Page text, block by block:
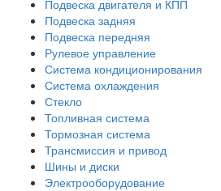
Подвеска двигателя и КПП
Подвеска задняя
Подвеска передняя
Рулевое управление
Система кондиционирования
Система охлаждения
Стекло
Топливная система
Тормозная система
Трансмиссия и привод
Шины и диски
Электрооборудование